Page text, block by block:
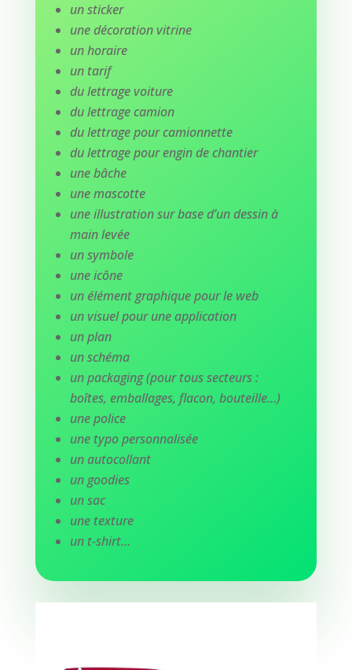
un sticker
une décoration vitrine
un horaire
un tarif
du lettrage voiture
du lettrage camion
du lettrage pour camionnette
du lettrage pour engin de chantier
une bâche
une mascotte
une illustration sur base d’un dessin à
main levée
un symbole
une icône
un élément graphique pour le web
un visuel pour une application
un plan
un schéma
un packaging (pour tous secteurs :
boîtes, emballages, flacon, bouteille…)
une police
une typo personnalisée
un autocollant
un goodies
un sac
une texture
un t-shirt…